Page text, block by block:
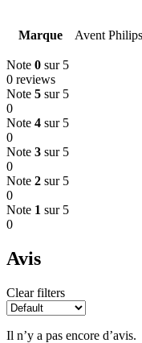
Marque Avent Philips
Note 0 sur 5
0 reviews
Note 5 sur 5
0
Note 4 sur 5
0
Note 3 sur 5
0
Note 2 sur 5
0
Note 1 sur 5
0
Avis
Clear filters
Il n’y a pas encore d’avis.